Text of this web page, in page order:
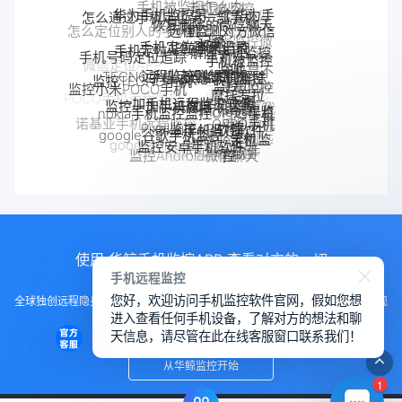
手机被监控
怎么定位别人的手机位置
怎么通过手机定位另一部手机
华为手机监控另一个华为手
机
恢复删除的微信聊天
记录
远程监测对方微信
聊天记录
远程监控微
信聊天记录
微信定位APP
手机号码定位追踪
手机定位app
手机定位追踪
华鲸手机监控
解除手机监控
监听
手机被监控
如何解除
手机是不
是被监控
了
手机被别人
监控了怎么
解除
POCO手机远程监控
监控小米POCO手机
监控TECNO手机
TECNO手机远程监控
远程监控联想手机
联想手机监控
监控moto
手机
摩托罗拉
moto远程监
控
监控真我
手机软件
真我手机远程
监控别人手机
魅族手机监控
诺基亚手机远程监控
nokia手机监控
监控一加手机微信
一加手机远程监控软件
一加手机监控
监控OPPO手机
软件
OPPO手机
定位
OPPO手机远
程监控
手机窃听
VIVO远程监控软件
VIVO手机监控
google Pixel监控
google谷歌手机监控
Pixel监控APP
Pixel手机监控软件
google手机监
控
Android软件
监控Android微信聊天
监控安卓手机软件
使用 华鲸手机监控APP 查看对方的一切
全球独创远程隐身运行监控手机，不用经过对方同意安装，100%不让对方发现
知道
从华鲸监控开始
1
手机远程监控
您好，欢迎访问手机监控软件官网，假如您想
进入查看任何手机设备，了解对方的想法和聊
天信息，请尽管在此在线客服窗口联系我们！